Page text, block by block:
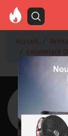
Accueil
Lieutenant